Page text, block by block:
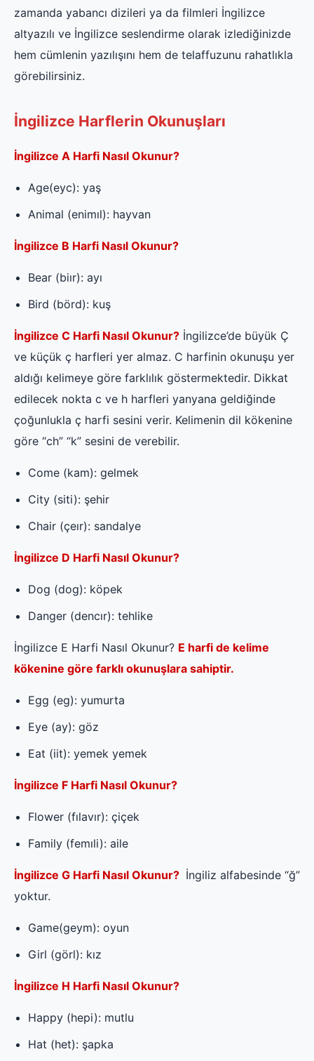
zamanda yabancı dizileri ya da filmleri İngilizce
altyazılı ve İngilizce seslendirme olarak izlediğinizde
hem cümlenin yazılışını hem de telaffuzunu rahatlıkla
görebilirsiniz.
İngilizce Harflerin Okunuşları
İngilizce A Harfi Nasıl Okunur?
Age(eyc): yaş
Animal (enimıl): hayvan
İngilizce B Harfi Nasıl Okunur?
Bear (biır): ayı
Bird (börd): kuş
İngilizce C Harfi Nasıl Okunur? İngilizce’de büyük Ç
ve küçük ç harfleri yer almaz. C harfinin okunuşu yer
aldığı kelimeye göre farklılık göstermektedir. Dikkat
edilecek nokta c ve h harfleri yanyana geldiğinde
çoğunlukla ç harfi sesini verir. Kelimenin dil kökenine
göre “ch” “k” sesini de verebilir.
Come (kam): gelmek
City (siti): şehir
Chair (çeır): sandalye
İngilizce D Harfi Nasıl Okunur?
Dog (dog): köpek
Danger (dencır): tehlike
İngilizce E Harfi Nasıl Okunur? E harfi de kelime
kökenine göre farklı okunuşlara sahiptir.
Egg (eg): yumurta
Eye (ay): göz
Eat (iit): yemek yemek
İngilizce F Harfi Nasıl Okunur?
Flower (fılavır): çiçek
Family (femıli): aile
İngilizce G Harfi Nasıl Okunur? İngiliz alfabesinde “ğ”
yoktur.
Game(geym): oyun
Girl (görl): kız
İngilizce H Harfi Nasıl Okunur?
Happy (hepi): mutlu
Hat (het): şapka